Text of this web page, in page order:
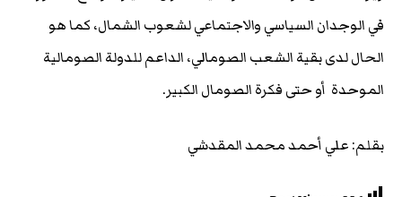
في الوجدان السياسي والاجتماعي لشعوب الشمال، كما هو
الحال لدى بقية الشعب الصومالي، الداعم للدولة الصومالية
الموحدة أو حتى فكرة الصومال الكبير.
بقلم: علي أحمد محمد المقدشي